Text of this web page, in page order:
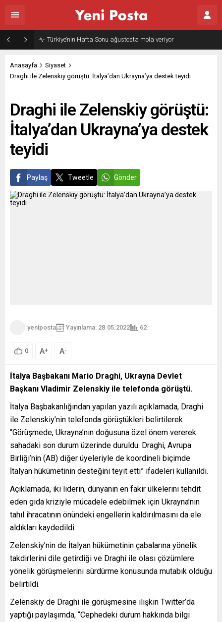
Türkiye’nin Hafta Sonu ağustosta mola veriyor
Anasayfa
Siyaset
Draghi ile Zelenskiy görüştü: İtalya’dan Ukrayna’ya destek teyidi
Draghi ile Zelenskiy görüştü:
İtalya’dan Ukrayna’ya destek
teyidi
Paylaş Tweetle Gönder
yeniposta Yayınlama: 28.05.2022 62
0 A+ A-
İtalya Başbakanı Mario Draghi, Ukrayna Devlet
Başkanı Vladimir Zelenskiy ile telefonda görüştü.
İtalya Başbakanlığından yapılan yazılı açıklamada, Draghi
ile Zelenskiy’nin telefonda görüştükleri belirtilerek
“Görüşmede, Ukrayna’nın doğusuna özel önem vererek
sahadaki son durum üzerinde duruldu. Draghi, Avrupa
Birliği’nin (AB) diğer üyeleriyle de koordineli biçimde
İtalyan hükümetinin desteğini teyit etti” ifadeleri kullanıldı.
Açıklamada, iki liderin, dünyanın en fakir ülkelerini tehdit
eden gıda kriziyle mücadele edebilmek için Ukrayna’nın
tahıl ihracatının önündeki engellerin kaldırılmasını da ele
aldıkları kaydedildi.
Zelenskiy’nin de İtalyan hükümetinin çabalarına yönelik
takdirlerini dile getirdiği ve Draghi ile olası çözümlere
yönelik görüşmelerini sürdürme konusunda mutabık olduğu
belirtildi.
Zelenskiy de Draghi ile görüşmesine ilişkin Twitter’da
yaptığı paylaşımda, “Cephedeki durum hakkında bilgi